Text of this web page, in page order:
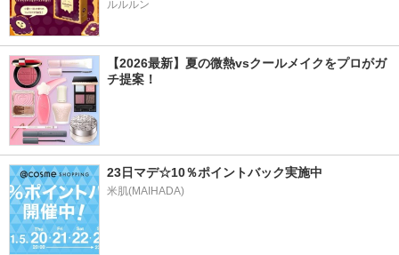
ルルルン
【2026最新】夏の微熱vsクールメイクをプロがガ
チ提案！
23日マデ☆10％ポイントバック実施中
米肌(MAIHADA)